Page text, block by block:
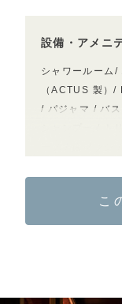
設備・アメニ
シャワールーム/
（ACTUS 製）
/ パジャマ / バ
シャンプー / ト
こ